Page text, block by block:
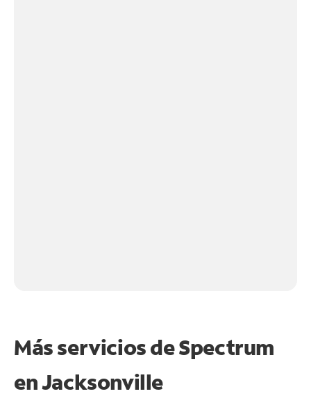
Más servicios de Spectrum
enJacksonville